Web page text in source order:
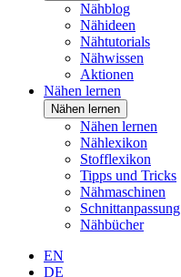
Nähblog
Nähideen
Nähtutorials
Nähwissen
Aktionen
Nähen lernen
Nähen lernen
Nähen lernen
Nählexikon
Stofflexikon
Tipps und Tricks
Nähmaschinen
Schnittanpassung
Nähbücher
EN
DE